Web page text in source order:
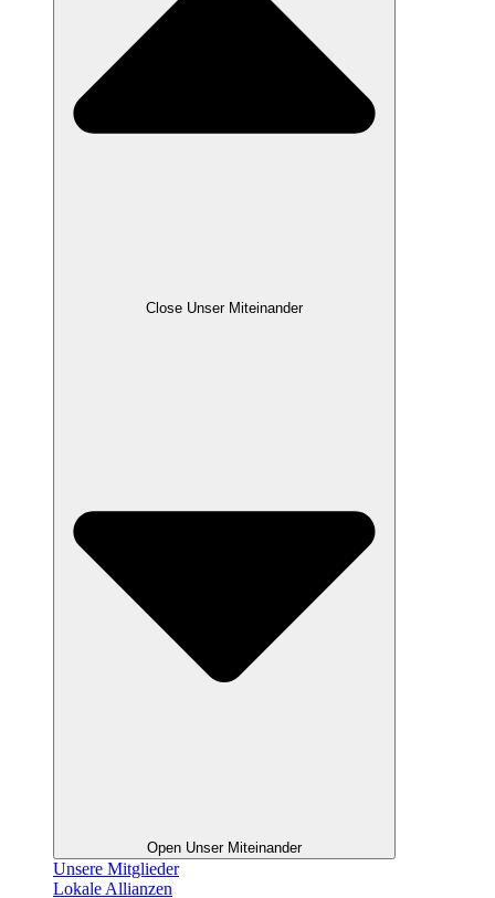
Close Unser Miteinander
Open Unser Miteinander
Unsere Mitglieder
Lokale Allianzen